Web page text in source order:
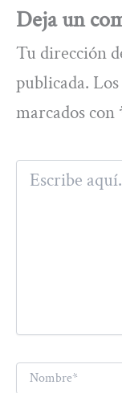
Deja un
Tu dirección
publicada.
marcados con
Escribe
aquí...
Nombre*